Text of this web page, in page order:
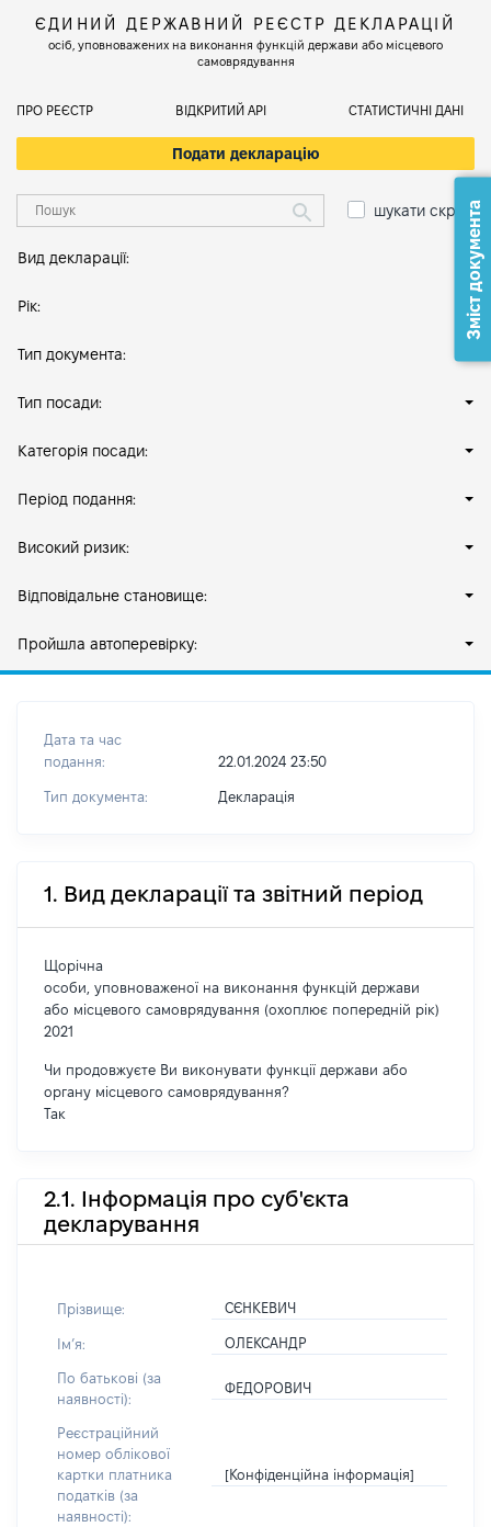
ЄДИНИЙ ДЕРЖАВНИЙ РЕЄСТР ДЕКЛАРАЦІЙ
осіб, уповноважених на виконання функцій держави або місцевого
самоврядування
ПРО РЕЄСТР ВІДКРИТИЙ АРІ СТАТИСТИЧНІ ДАНІ
Подати декларацію
шукати скрізь
Вид декларації:
Рік:
Тип документа:
Тип посади:
Категорія посади:
Період подання:
Високий ризик:
Відповідальне становище:
Пройшла автоперевірку:
Дата та час
подання:
22.01.2024 23:50
Тип документа: Декларація
1. Вид декларації та звітний період
Щорічна
особи, уповноваженої на виконання функцій держави
або місцевого самоврядування (охоплює попередній рік)
2021
Чи продовжуєте Ви виконувати функції держави або
органу місцевого самоврядування?
Так
2.1. Інформація про суб'єкта
декларування
Прізвище: СЄНКЕВИЧ
Імʼя: ОЛЕКСАНДР
По батькові (за
наявності):
ФЕДОРОВИЧ
Реєстраційний
номер облікової
картки платника
податків (за
наявності):
[Конфіденційна інформація]
Зміст документа